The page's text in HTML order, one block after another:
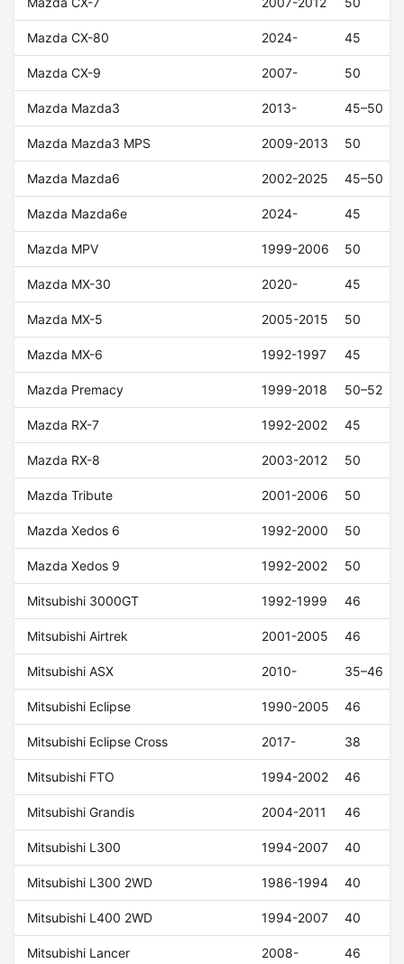
Mazda CX-80 2024- 45
Mazda CX-9 2007- 50
Mazda Mazda3 2013- 45–50
Mazda Mazda3 MPS 2009-2013 50
Mazda Mazda6 2002-2025 45–50
Mazda Mazda6e 2024- 45
Mazda MPV 1999-2006 50
Mazda MX-30 2020- 45
Mazda MX-5 2005-2015 50
Mazda MX-6 1992-1997 45
Mazda Premacy 1999-2018 50–52
Mazda RX-7 1992-2002 45
Mazda RX-8 2003-2012 50
Mazda Tribute 2001-2006 50
Mazda Xedos 6 1992-2000 50
Mazda Xedos 9 1992-2002 50
Mitsubishi 3000GT 1992-1999 46
Mitsubishi Airtrek 2001-2005 46
Mitsubishi ASX 2010- 35–46
Mitsubishi Eclipse 1990-2005 46
Mitsubishi Eclipse Cross 2017- 38
Mitsubishi FTO 1994-2002 46
Mitsubishi Grandis 2004-2011 46
Mitsubishi L300 1994-2007 40
Mitsubishi L300 2WD 1986-1994 40
Mitsubishi L400 2WD 1994-2007 40
Mitsubishi Lancer 2008- 46